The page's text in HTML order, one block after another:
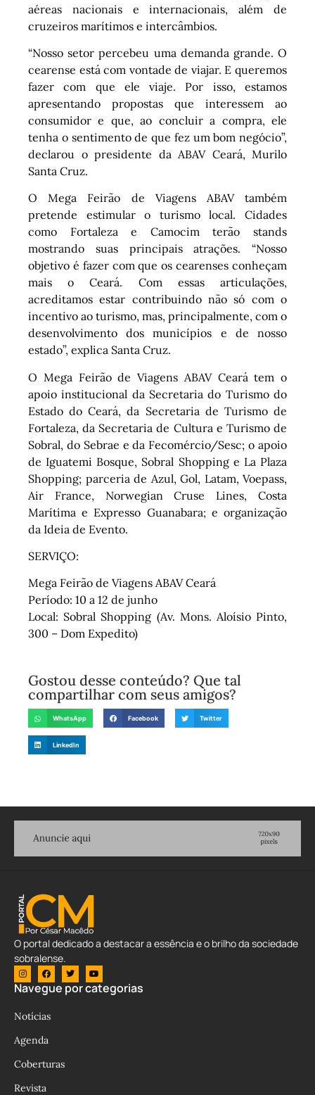
aéreas nacionais e internacionais, além de
cruzeiros marítimos e intercâmbios.
“Nosso setor percebeu uma demanda grande. O
cearense está com vontade de viajar. E queremos
fazer com que ele viaje. Por isso, estamos
apresentando propostas que interessem ao
consumidor e que, ao concluir a compra, ele
tenha o sentimento de que fez um bom negócio”,
declarou o presidente da ABAV Ceará, Murilo
Santa Cruz.
O Mega Feirão de Viagens ABAV também
pretende estimular o turismo local. Cidades
como Fortaleza e Camocim terão stands
mostrando suas principais atrações. “Nosso
objetivo é fazer com que os cearenses conheçam
mais o Ceará. Com essas articulações,
acreditamos estar contribuindo não só com o
incentivo ao turismo, mas, principalmente, com o
desenvolvimento dos municípios e de nosso
estado”, explica Santa Cruz.
O Mega Feirão de Viagens ABAV Ceará tem o
apoio institucional da Secretaria do Turismo do
Estado do Ceará, da Secretaria de Turismo de
Fortaleza, da Secretaria de Cultura e Turismo de
Sobral, do Sebrae e da Fecomércio/Sesc; o apoio
de Iguatemi Bosque, Sobral Shopping e La Plaza
Shopping; parceria de Azul, Gol, Latam, Voepass,
Air France, Norwegian Cruse Lines, Costa
Marítima e Expresso Guanabara; e organização
da Ideia de Evento.
SERVIÇO:
Mega Feirão de Viagens ABAV Ceará
Período: 10 a 12 de junho
Local: Sobral Shopping (Av. Mons. Aloísio Pinto,
300 – Dom Expedito)
Gostou desse conteúdo? Que tal
compartilhar com seus amigos?
WhatsApp Facebook Twitter
LinkedIn
O portal dedicado a destacar a essência e o brilho da sociedade
sobralense.
Navegue por categorias
Notícias
Agenda
Coberturas
Revista